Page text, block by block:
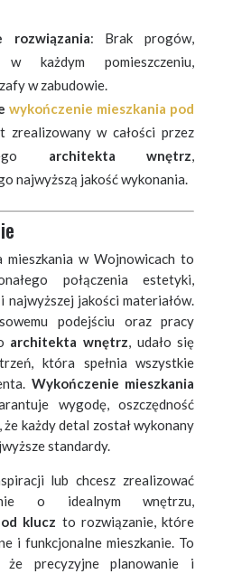
rozwiązania: Brak progów,
w każdym pomieszczeniu,
w zabudowie.
wykończenie mieszkania pod
zrealizowany w całości przez
architekta wnętrz,
najwyższą jakość wykonania.
mieszkania w Wojnowicach to
połączenia estetyki,
najwyższej jakości materiałów.
podejściu oraz pracy
architekta wnętrz, udało się
która spełnia wszystkie
Wykończenie mieszkania
wygodę, oszczędność
że każdy detal został wykonany
standardy.
lub chcesz zrealizować
o idealnym wnętrzu,
klucz to rozwiązanie, które
i funkcjonalne mieszkanie. To
precyzyjne planowanie i